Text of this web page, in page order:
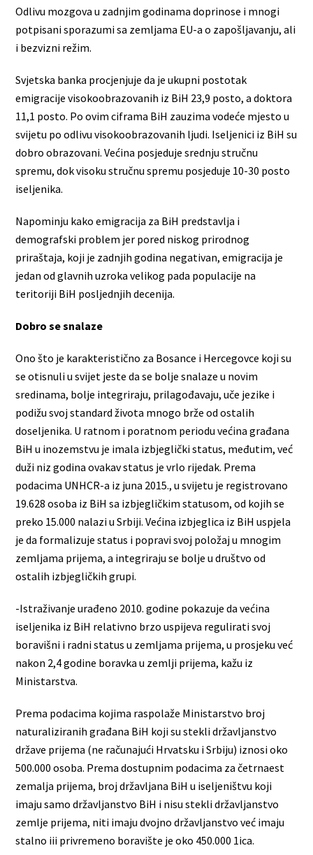
Odlivu mozgova u zadnjim godinama doprinose i mnogi
potpisani sporazumi sa zemljama EU-a o zapošljavanju, ali
i bezvizni režim.
Svjetska banka procjenjuje da je ukupni postotak
emigracije visokoobrazovanih iz BiH 23,9 posto, a doktora
11,1 posto. Po ovim ciframa BiH zauzima vodeće mjesto u
svijetu po odlivu visokoobrazovanih ljudi. Iseljenici iz BiH su
dobro obrazovani. Većina posjeduje srednju stručnu
spremu, dok visoku stručnu spremu posjeduje 10-30 posto
iseljenika.
Napominju kako emigracija za BiH predstavlja i
demografski problem jer pored niskog prirodnog
priraštaja, koji je zadnjih godina negativan, emigracija je
jedan od glavnih uzroka velikog pada populacije na
teritoriji BiH posljednjih decenija.
Dobro se snalaze
Ono što je karakteristično za Bosance i Hercegovce koji su
se otisnuli u svijet jeste da se bolje snalaze u novim
sredinama, bolje integriraju, prilagođavaju, uče jezike i
podižu svoj standard života mnogo brže od ostalih
doseljenika. U ratnom i poratnom periodu većina građana
BiH u inozemstvu je imala izbjeglički status, međutim, već
duži niz godina ovakav status je vrlo rijedak. Prema
podacima UNHCR-a iz juna 2015., u svijetu je registrovano
19.628 osoba iz BiH sa izbjegličkim statusom, od kojih se
preko 15.000 nalazi u Srbiji. Većina izbjeglica iz BiH uspjela
je da formalizuje status i popravi svoj položaj u mnogim
zemljama prijema, a integriraju se bolje u društvo od
ostalih izbjegličkih grupi.
-Istraživanje urađeno 2010. godine pokazuje da većina
iseljenika iz BiH relativno brzo uspijeva regulirati svoj
boгavišni i radni status u zemljama prijema, u prosjeku već
nakon 2,4 godine boravka u zemlji prijema, kažu iz
Ministarstva.
Prema podacima kojima raspolaže Ministarstvo broj
naturaliziranih građana BiH koji su stekli državljanstvo
države prijema (ne računajući Hrvatsku i Srbiju) iznosi oko
500.000 osoba. Prema dostupnim podacima za četrnaest
zemalja prijema, broj državljana BiH u iseljeništvu koji
imaju samo državljanstvo BiH i nisu stekli državljanstvo
zemlje prijema, niti imaju dvojno državljanstvo već imaju
stalno iii privremeno boravište je oko 450.000 1ica.